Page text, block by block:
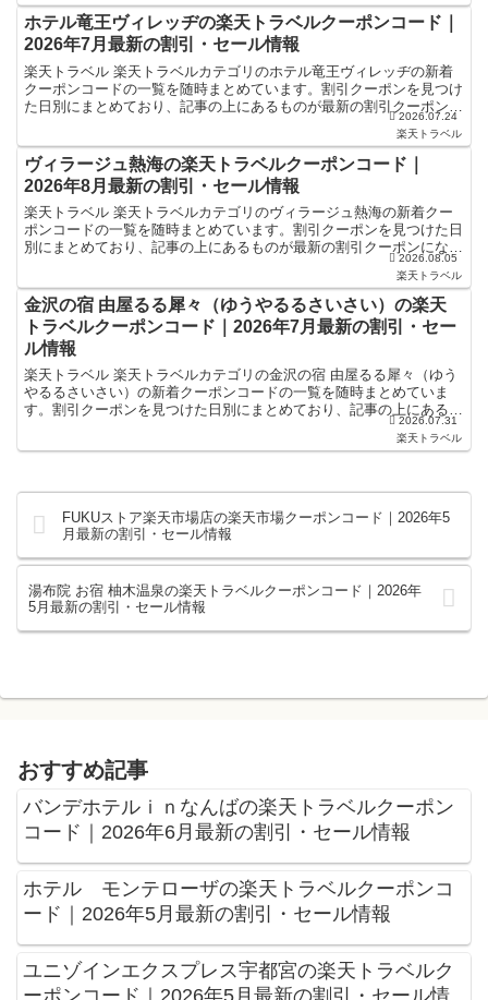
ホテル竜王ヴィレッヂの楽天トラベルクーポンコード｜
2026年7月最新の割引・セール情報
楽天トラベル 楽天トラベルカテゴリのホテル竜王ヴィレッヂの新着
クーポンコードの一覧を随時まとめています。割引クーポンを見つけ
た日別にまとめており、記事の上にあるものが最新の割引クーポンに
なります。ホテル・旅館宿泊の予約などで使えるクーポンや...2026.07.24
楽天トラベル
ヴィラージュ熱海の楽天トラベルクーポンコード｜
2026年8月最新の割引・セール情報
楽天トラベル 楽天トラベルカテゴリのヴィラージュ熱海の新着クー
ポンコードの一覧を随時まとめています。割引クーポンを見つけた日
別にまとめており、記事の上にあるものが最新の割引クーポンになり
ます。ホテル・旅館宿泊の予約などで使えるクーポンやセー...2026.08.05
楽天トラベル
金沢の宿 由屋るる犀々（ゆうやるるさいさい）の楽天
トラベルクーポンコード｜2026年7月最新の割引・セー
ル情報
楽天トラベル 楽天トラベルカテゴリの金沢の宿 由屋るる犀々（ゆう
やるるさいさい）の新着クーポンコードの一覧を随時まとめていま
す。割引クーポンを見つけた日別にまとめており、記事の上にあるも
のが最新の割引クーポンになります。ホテル・旅館宿泊の予...2026.07.31
楽天トラベル
FUKUストア楽天市場店の楽天市場クーポンコード｜2026年5
月最新の割引・セール情報
湯布院 お宿 柚木温泉の楽天トラベルクーポンコード｜2026年
5月最新の割引・セール情報
おすすめ記事
バンデホテルｉｎなんばの楽天トラベルクーポン
コード｜2026年6月最新の割引・セール情報
ホテル モンテローザの楽天トラベルクーポンコ
ード｜2026年5月最新の割引・セール情報
ユニゾインエクスプレス宇都宮の楽天トラベルク
ーポンコード｜2026年5月最新の割引・セール情